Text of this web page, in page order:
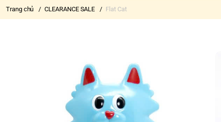
Trang chủ / CLEARANCE SALE / Flat Cat